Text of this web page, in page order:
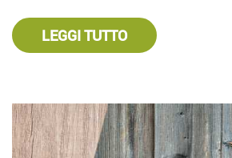
LEGGI TUTTO